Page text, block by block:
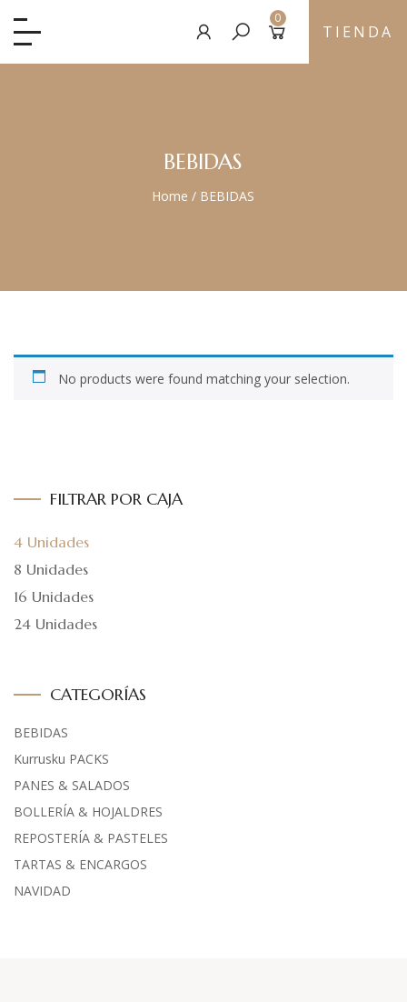
0
TIENDA
BEBIDAS
Home / BEBIDAS
FILTRAR POR CAJA
4 Unidades
8 Unidades
16 Unidades
24 Unidades
CATEGORÍAS
BEBIDAS
Kurrusku PACKS
PANES & SALADOS
BOLLERÍA & HOJALDRES
REPOSTERÍA & PASTELES
TARTAS & ENCARGOS
NAVIDAD
No products were found matching your selection.